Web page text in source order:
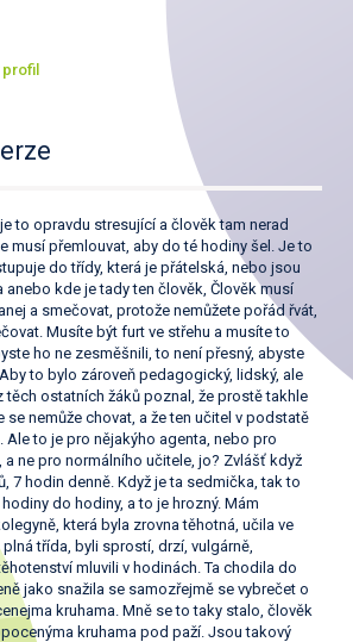
to opravdu stresující a člověk tam nerad
musí přemlouvat, aby do té hodiny šel. Je to
do třídy, která je přátelská, nebo jsou
anebo kde je tady ten člověk, Člověk musí
a smečovat, protože nemůžete pořád řvát,
Musíte být furt ve střehu a musíte to
ho ne zesměšnili, to není přesný, abyste
to bylo zároveň pedagogický, lidský, ale
těch ostatních žáků poznal, že prostě takhle
se nemůže chovat, a že ten učitel v podstatě
Ale to je pro nějakýho agenta, nebo pro
a ne pro normálního učitele, jo? Zvlášť když
7 hodin denně. Když je ta sedmička, tak to
do hodiny, a to je hrozný. Mám
která byla zrovna těhotná, učila ve
třída, byli sprostí, drzí, vulgárně,
mluvili v hodinách. Ta chodila do
jako snažila se samozřejmě se vybrečet o
kruhama. Mně se to taky stalo, člověk
kruhama pod paží. Jsou takový